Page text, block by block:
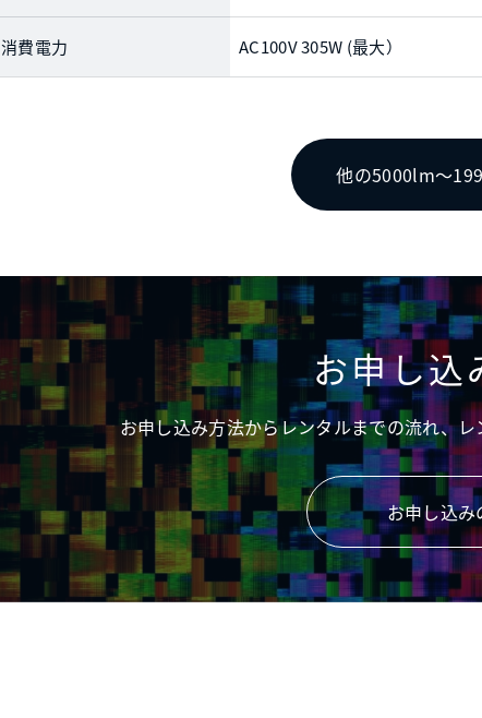
消費電力 AC100V 305W (最大）
他の5000lm〜
お申し込
お申し込み方法からレンタルまでの流れ、
お申し込み